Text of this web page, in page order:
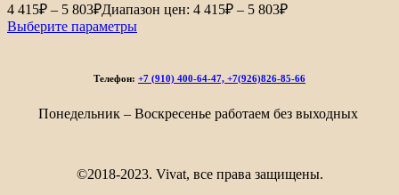
4 415₽ – 5 803₽Диапазон цен: 4 415₽ – 5 803₽
Выберите параметры
Телефон: +7 (910) 400-64-47, +7(926)826-85-66
Понедельник – Воскресенье работаем без выходных
©2018-2023. Vivat, все права защищены.